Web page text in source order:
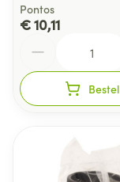
Pontos
€ 10,11
Bestel